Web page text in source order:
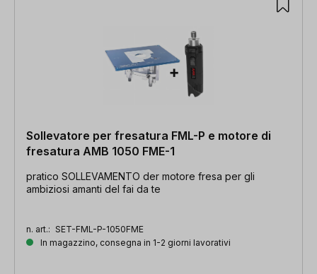
Sollevatore per fresatura FML-P e motore di
fresatura AMB 1050 FME-1
pratico SOLLEVAMENTO der motore fresa per gli
ambiziosi amanti del fai da te
n. art.: SET-FML-P-1050FME
In magazzino, consegna in 1-2 giorni lavorativi